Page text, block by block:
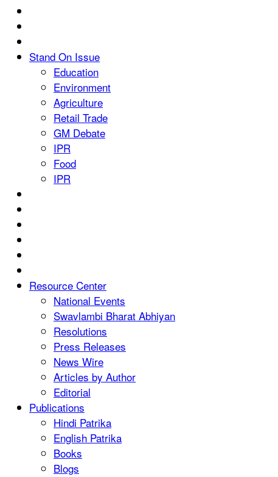
Stand On Issue
Education
Environment
Agriculture
Retail Trade
GM Debate
IPR
Food
IPR
Resource Center
National Events
Swavlambi Bharat Abhiyan
Resolutions
Press Releases
News Wire
Articles by Author
Editorial
Publications
Hindi Patrika
English Patrika
Books
Blogs